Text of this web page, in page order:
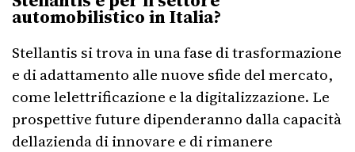
automobilistico in Italia?
Stellantis si trova in una fase di trasformazione
e di adattamento alle nuove sfide del mercato,
come lelettrificazione e la digitalizzazione. Le
prospettive future dipenderanno dalla capacità
dellazienda di innovare e di rimanere